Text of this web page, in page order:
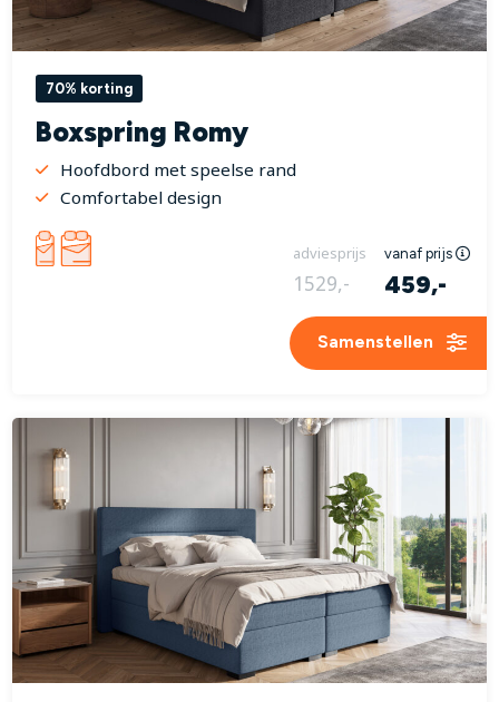
70% korting
Boxspring Romy
Hoofdbord met speelse rand
Comfortabel design
adviesprijs vanaf prijs
1529,- 459,-
Samenstellen